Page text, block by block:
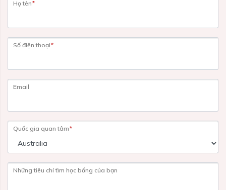
Họ tên*
Số điện thoại*
Email
Quốc gia quan tâm*
Những tiêu chí tìm học bổng của bạn